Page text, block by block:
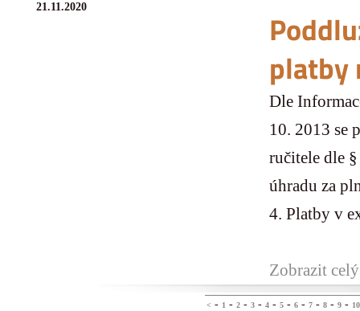
21.11.2020
platby
Dle
10. 2013 se
ručitele dle
úhradu za
4. Platby v
Zobrazit
< - 1- 2- 3- 4- 5- 6- 7- 8- 9- 10